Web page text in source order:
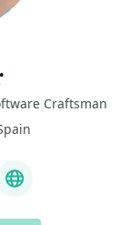
Craftsman
Company